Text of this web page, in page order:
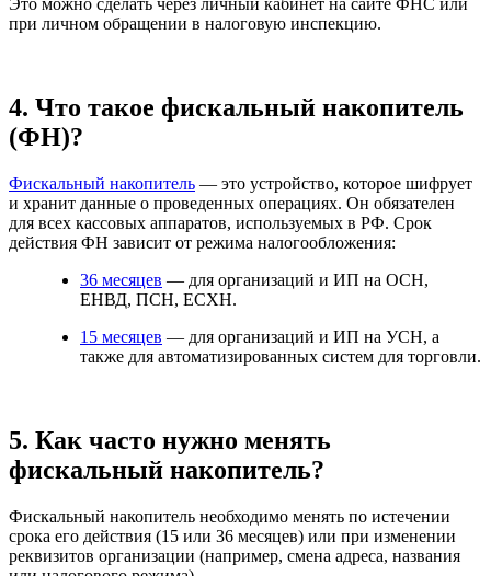
Это можно сделать через личный кабинет на сайте ФНС или
при личном обращении в налоговую инспекцию.
4. Что такое фискальный накопитель
(ФН)?
Фискальный накопитель — это устройство, которое шифрует
и хранит данные о проведенных операциях. Он обязателен
для всех кассовых аппаратов, используемых в РФ. Срок
действия ФН зависит от режима налогообложения:
36 месяцев — для организаций и ИП на ОСН,
ЕНВД, ПСН, ЕСХН.
15 месяцев — для организаций и ИП на УСН, а
также для автоматизированных систем для торговли.
5. Как часто нужно менять
фискальный накопитель?
Фискальный накопитель необходимо менять по истечении
срока его действия (15 или 36 месяцев) или при изменении
реквизитов организации (например, смена адреса, названия